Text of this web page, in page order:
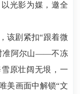
光影为媒，邀全
剧紧扣“跟着微
准阿尔山——不冻
原壮阔无垠，一
美画面中解锁“文